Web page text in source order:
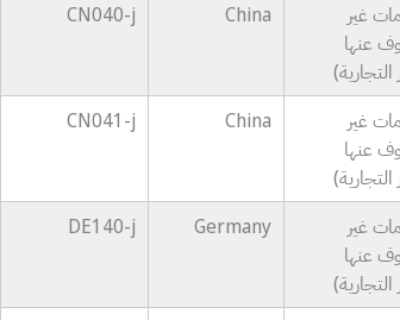
غير
عنها
التجارية)
China
CN040-j
غير
عنها
التجارية)
China
CN041-j
غير
عنها
التجارية)
Germany
DE140-j